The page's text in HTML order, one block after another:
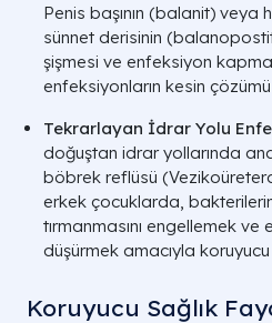
Penis başının (balanit) veya
sünnet derisinin (balanopostit)
şişmesi ve enfeksiyon
enfeksiyonların kesin
Tekrarlayan İdrar Yolu
doğuştan idrar yollarında
böbrek reflüsü
erkek çocuklarda,
tırmanmasını engellemek ve
düşürmek amacıyla koruyucu
Koruyucu Sağlık